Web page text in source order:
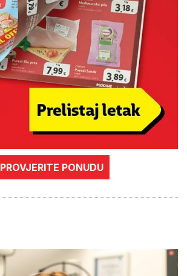
PROVJERITE PONUDU